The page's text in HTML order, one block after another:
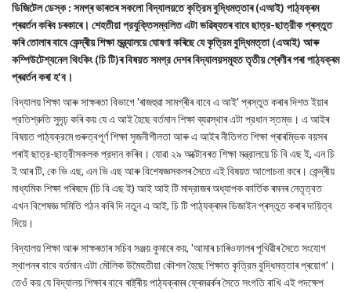
ডিজিটেল ডেস্ক : সমগ্ৰ ভাৰতৰ সকলো বিদ্যালয়তে কৃত্রিম বুদ্ধিমত্তাৰ (এআই) পাঠ্যক্ৰম
প্ৰৱৰ্তন কৰিব চৰকাৰে। শেহতীয়া প্রযুক্তিসম্বলিত এটা ভৱিষ্যতৰ বাবে ছাত্র-ছাত্রীক প্ৰস্তুত
কৰি তোলাৰ বাবে কেন্দ্ৰীয় শিক্ষা মন্ত্র্যালয়ে ঘোষণা কৰিছে যে কৃত্রিম বুদ্ধিমত্তা (এআই) আৰু
কম্পিউটেশ্যনেল থিংকিং (চি টি)ৰ বিষয়ত সমগ্র দেশৰ বিদ্যালয়সমূহত তৃতীয় শ্ৰেণীৰ পৰা পাঠ্যক্ৰম
প্ৰৱৰ্তন কৰা হ'ব।
বিদ্যালয় শিক্ষা আৰু সাক্ষৰতা বিভাগে 'ৰাজহুৱা সামগ্ৰীৰ বাবে এ আই' প্ৰস্তুত কৰাৰ দিশত ইয়াৰ
প্রতিশ্রুতি সুদৃঢ় কৰি কয় যে এ আই হৈছে বর্তমান শিক্ষা ব্যৱস্থাৰ এটা প্রধান স্তম্ভ। এ আইৰ
বিষয়ত পাঠ্যক্রমে গুৰুত্বপূৰ্ণ শিক্ষা সৃজনীশীলতা আৰু এ আইৰ নীতিগত শিক্ষা প্ৰাৰম্ভিক বয়সৰ
পৰাই ছাত্র-ছাত্রীসকলক প্রদান কৰিব। যোৱা ২৯ অক্টোবৰত শিক্ষা মন্ত্রালয়ে চি বি এছ ই, এন চি
ই আৰ টি, কে ভি এছ, এন ভি এছ আৰু বিশেষজ্ঞসকলৰ সৈতে এই বিষয়ত আলোচনা কৰে। কেন্দ্ৰীয়
মাধ্যমিক শিক্ষা পৰিষদে (চি বি এছ ই) আই আই টি মাদ্রাজৰ অধ্যাপক কার্তিক ৰমনৰ নেতৃত্বত
এখন বিশেষজ্ঞ সমিতি গঠন কৰি দি নতুন এ আই, চি টি পাঠ্যক্ৰমৰ ডিজাইন প্ৰস্তুত কৰাৰ দায়িত্ব
দিয়ে।
বিদ্যালয় শিক্ষা আৰু সাক্ষৰতাৰ সচিব সঞ্জয় কুমাৰে কয়, 'আমাৰ চাৰিওফালৰ পৃথিৱীৰ সৈতে সংযোগ
স্থাপনৰ বাবে বৰ্তমান এটা মৌলিক উমৈহতীয়া কৌশল হৈছে শিক্ষাত কৃত্রিম বুদ্ধিমত্তাৰ প্ৰয়োগ'।
তেওঁ কয় যে বিদ্যালয় শিক্ষাৰ বাবে ৰাষ্ট্ৰীয় পাঠ্যক্ৰমৰ ফ্ৰেমৱৰ্কৰ সৈতে সংগতি ৰাখি এই পদক্ষেপ